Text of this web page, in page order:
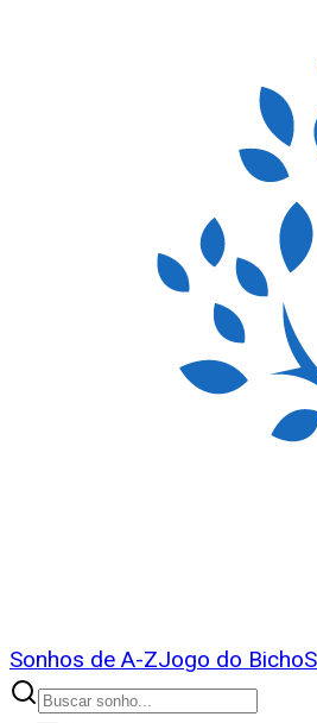
Sonhos de A-ZJogo do Bicho